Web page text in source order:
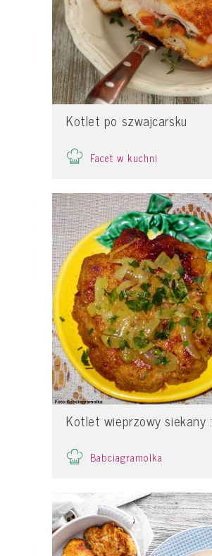
Kotlet po szwajcarsku
Facet w kuchni
Kotlet wieprzowy siekany :
Babciagramolka